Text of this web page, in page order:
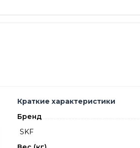
Краткие характеристики
Бренд
SKF